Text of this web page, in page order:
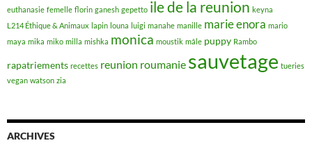
euthanasie femelle florin ganesh gepetto ile de la reunion keyna
L214 Éthique & Animaux lapin louna luigi manahe manille marie enora mario
maya mika miko milla mishka monica moustik mâle puppy Rambo
rapatriements recettes reunion roumanie sauvetage tueries
vegan watson zia
ARCHIVES